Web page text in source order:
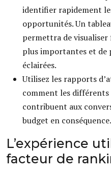
identifier rapidement
opportunités. Un
permettra de visualiser
plus importantes et de
éclairées.
Utilisez les rapports
comment les
contribuent aux
budget en conséquence.
L’expérience
facteur de